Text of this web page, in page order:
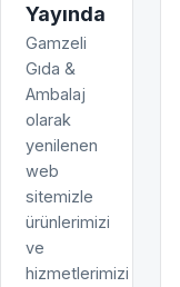
Yayında
Gamzeli
Gıda &
Ambalaj
olarak
yenilenen
web
sitemizle
ürünlerimizi
ve
hizmetlerimizi